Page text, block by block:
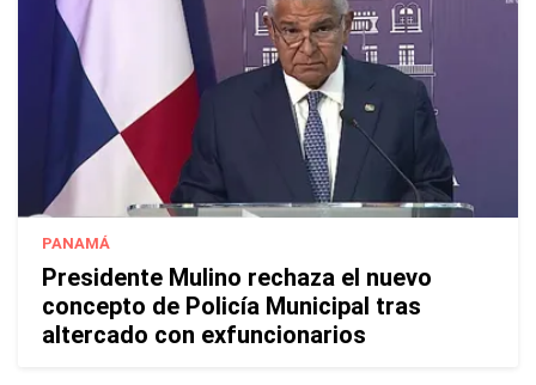
PANAMÁ
Presidente Mulino rechaza el nuevo
concepto de Policía Municipal tras
altercado con exfuncionarios